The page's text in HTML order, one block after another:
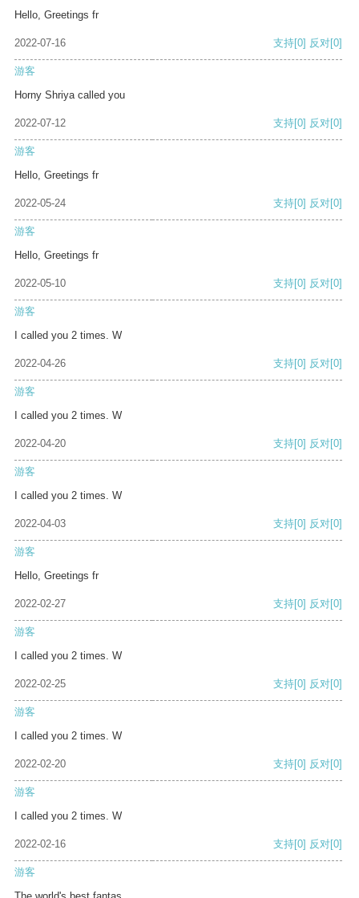
Hello, Greetings fr
2022-07-16 支持[0] 反对[0]
游客
Horny Shriya called you
2022-07-12 支持[0] 反对[0]
游客
Hello, Greetings fr
2022-05-24 支持[0] 反对[0]
游客
Hello, Greetings fr
2022-05-10 支持[0] 反对[0]
游客
I called you 2 times. W
2022-04-26 支持[0] 反对[0]
游客
I called you 2 times. W
2022-04-20 支持[0] 反对[0]
游客
I called you 2 times. W
2022-04-03 支持[0] 反对[0]
游客
Hello, Greetings fr
2022-02-27 支持[0] 反对[0]
游客
I called you 2 times. W
2022-02-25 支持[0] 反对[0]
游客
I called you 2 times. W
2022-02-20 支持[0] 反对[0]
游客
I called you 2 times. W
2022-02-16 支持[0] 反对[0]
游客